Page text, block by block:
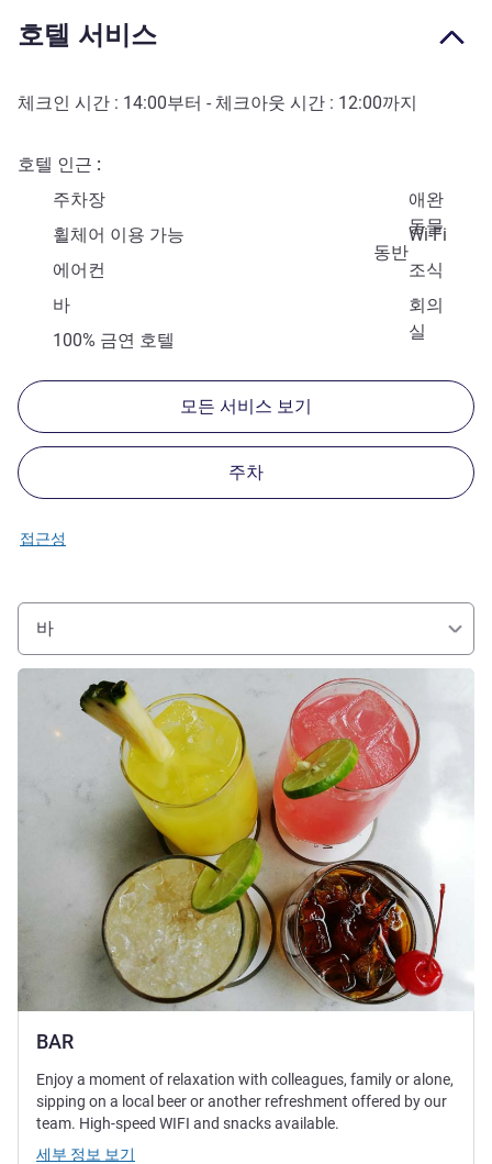
호텔 서비스
체크인 시간 : 14:00부터 - 체크아웃 시간 : 12:00까지
호텔 인근
주차장
애완
동물
동반
휠체어 이용 가능
Wi-Fi
에어컨
조식
바
회의
실
100% 금연 호텔
모든 서비스 보기
주차
접근성
바
BAR
세부 정보 보기
Enjoy a moment of relaxation with colleagues, family or alone,
sipping on a local beer or another refreshment offered by our
team. High-speed WIFI and snacks available.
세부 정보 보기